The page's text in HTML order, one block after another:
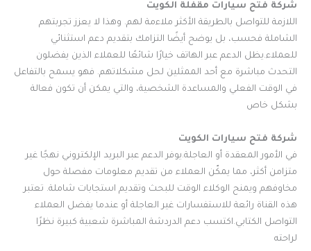
شركة فتح سيارات مقفلة الكويت
اللازمة للتواصل بالطريقة الأكثر ملاءمة لهم. وهذا لا يعزز تجربتهم
الشاملة فحسب، بل يوضح أيضًا التزامك بتقديم دعم استثنائي
للعملاء.يظل الدعم عبر الهاتف خيارًا شائعًا للعملاء الذين يفضلون
التحدث مباشرة مع أحد الممثلين لحل مشكلاتهم. فهو يسمح بالتفاعل
في الوقت الفعلي والمساعدة الشخصية، والتي يمكن أن تكون فعالة
بشكل خاص
شركة فتح سيارات الكويت
في الأمور المعقدة أو العاجلة.يوفر الدعم عبر البريد الإلكتروني نهجًا غير
متزامن أكثر، مما يمكّن العملاء من تقديم معلومات مفصلة حول
مخاوفهم ويمنح الوكلاء الوقت للبحث وتقديم استجابات شاملة. تعتبر
هذه القناة رائعة للاستفسارات غير العاجلة أو عندما يفضل العملاء
التواصل الكتابي.اكتسب دعم الدردشة المباشرة شعبية كبيرة نظرًا
لراحته